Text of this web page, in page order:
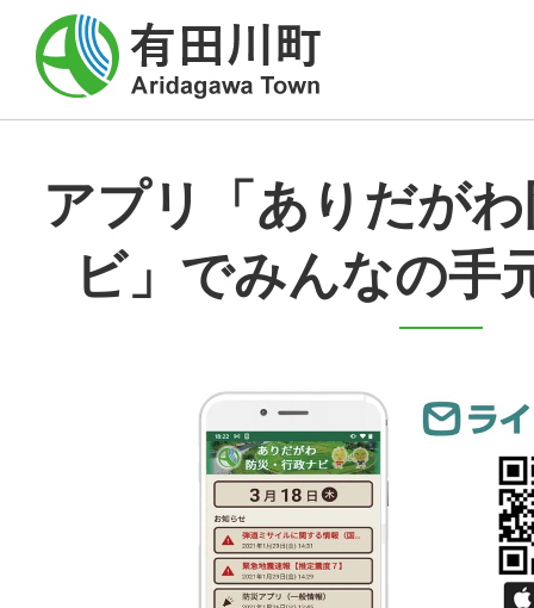
アプリ「ありだが
ビ」でみんなの手